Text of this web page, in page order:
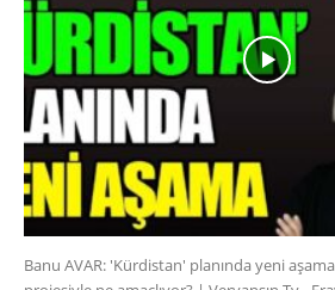
Banu AVAR: 'Kürdistan' planında yeni